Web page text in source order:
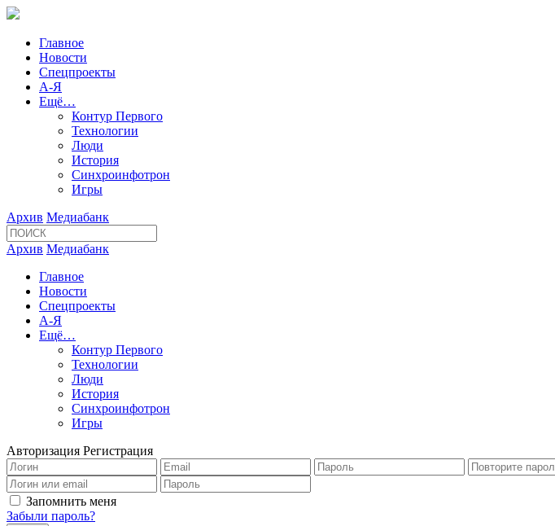
Главное
Новости
Спецпроекты
А-Я
Ещё…
Контур Первого
Технологии
Люди
История
Синхроинфотрон
Игры
Архив Медиабанк
Архив Медиабанк
Главное
Новости
Спецпроекты
А-Я
Ещё…
Контур Первого
Технологии
Люди
История
Синхроинфотрон
Игры
Авторизация Регистрация
Запомнить меня
Забыли пароль?